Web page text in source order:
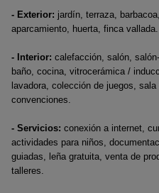
- Exterior: jardín, terraza,
aparcamiento, huerta, finca vallada.
- Interior: calefacción, salón,
baño, cocina, vitrocerámica /
lavadora, colección de juegos,
convenciones.
- Servicios: conexión a internet,
actividades para niños,
guiadas, leña gratuita, venta de
talleres.